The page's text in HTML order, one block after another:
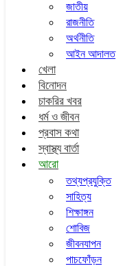
জাতীয়
রাজনীতি
অর্থনীতি
আইন আদালত
খেলা
বিনোদন
চাকরির খবর
ধর্ম ও জীবন
প্রবাস কথা
স্বাস্থ্য বার্তা
আরো
তথ্যপ্রযুক্তি
সাহিত্য
শিক্ষাঙ্গন
শোবিজ
জীবনযাপন
পাচফোঁড়ন